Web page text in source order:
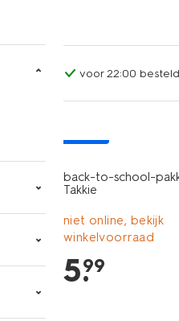
voor 22:00
back-to-school-
Takkie
niet online, bekijk
winkelvoorraad
5.
99